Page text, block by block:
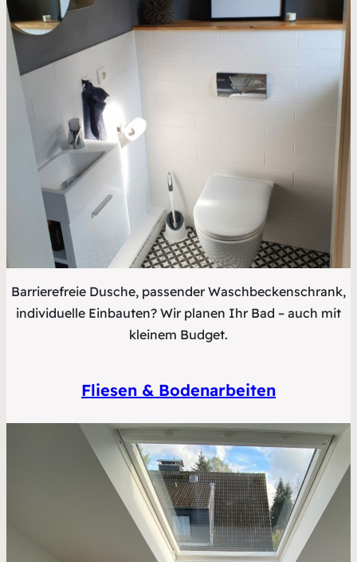
Barrierefreie Dusche, passender Waschbeckenschrank,
individuelle Einbauten? Wir planen Ihr Bad – auch mit
kleinem Budget.
Fliesen & Bodenarbeiten